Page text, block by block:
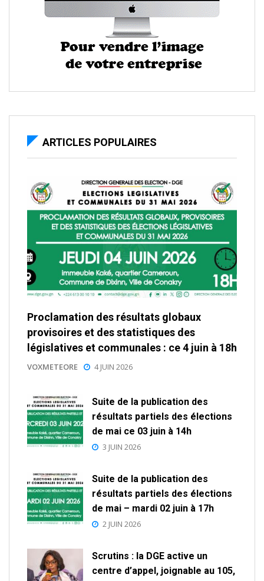
ARTICLES POPULAIRES
Proclamation des résultats globaux
provisoires et des statistiques des
législatives et communales : ce 4 juin à 18h
VOXMETEORE 4 JUIN 2026
Suite de la publication des
résultats partiels des élections
de mai ce 03 juin à 14h
3 JUIN 2026
Suite de la publication des
résultats partiels des élections
de mai – mardi 02 juin à 17h
2 JUIN 2026
Scrutins : la DGE active un
centre d’appel, joignable au 105,